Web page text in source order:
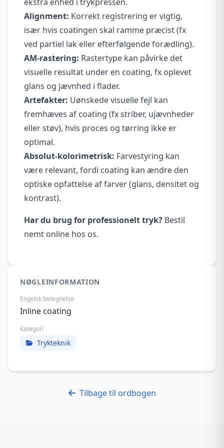
Alignment: Korrekt registrering er vigtig,
især hvis coatingen skal ramme præcist (fx
ved partiel lak eller efterfølgende forædling).
AM-rastering: Rastertype kan påvirke det
visuelle resultat under en coating, fx oplevet
glans og jævnhed i flader.
Artefakter: Uønskede visuelle fejl kan
fremhæves af coating (fx striber, ujævnheder
eller støv), hvis proces og tørring ikke er
optimal.
Absolut-kolorimetrisk: Farvestyring kan
være relevant, fordi coating kan ændre den
optiske opfattelse af farver (glans, densitet og
kontrast).
Har du brug for professionelt tryk? Bestil
nemt online hos os.
NØGLEINFORMATION
Engelsk betegnelse
Inline coating
Kategori
Trykteknik
Tilbage til ordbogen